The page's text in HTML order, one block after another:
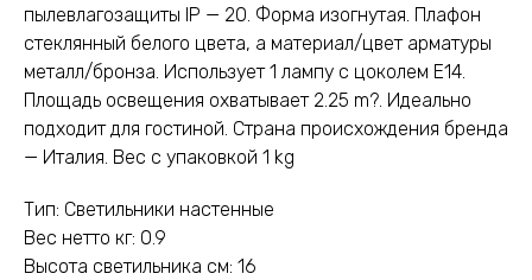
пылевлагозащиты IP — 20. Форма изогнутая. Плафон
стеклянный белого цвета, а материал/цвет арматуры
металл/бронза. Использует 1 лампу с цоколем E14.
Площадь освещения охватывает 2.25 m?. Идеально
подходит для гостиной. Страна происхождения бренда
— Италия. Вес с упаковкой 1 kg
Тип: Светильники настенные
Вес нетто кг: 0.9
Высота светильника см: 16